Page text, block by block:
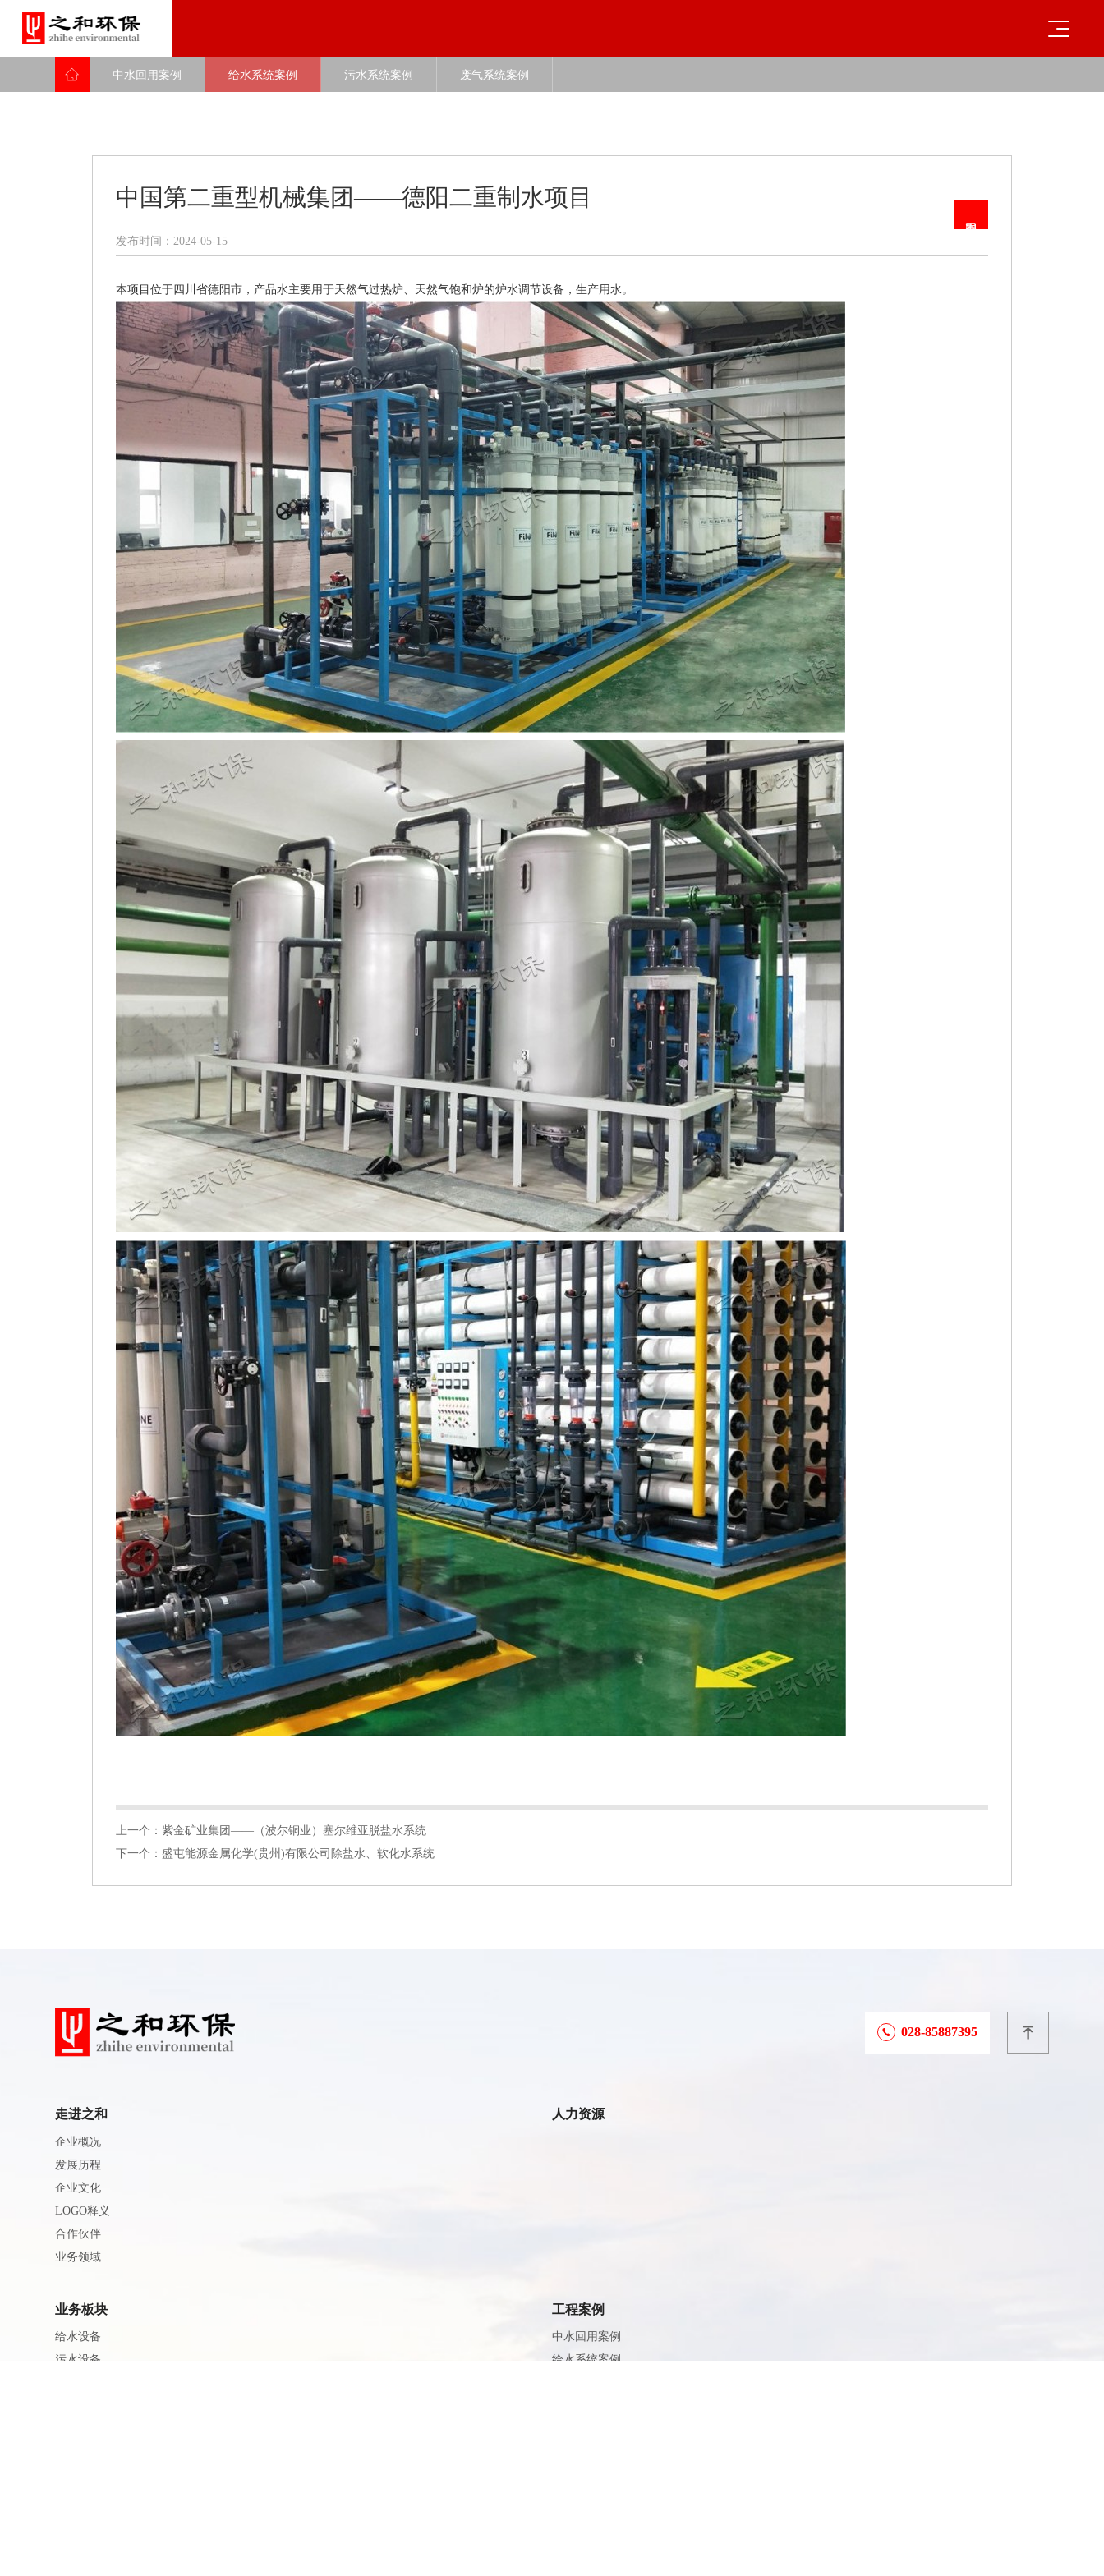
发展历程
企业文化
LOGO释义
合作伙伴
业务领域
荣誉证书
给水设备
污水设备
废气设备
中水回用案例
给水系统案例
废气系统案例
行业新闻
软件下载
资料下载
云平台使用手册
联系方式
中水回用案例 给水系统案例 污水系统案例 废气系统案例
中国第二重型机械集团——德阳二重制水项目
发布时间：2024-05-15
本项目位于四川省德阳市，产品水主要用于天然气过热炉、天然气饱和炉的炉水调节设备，生产用水。
上一个：紫金矿业集团——（波尔铜业）塞尔维亚脱盐水系统
下一个：盛屯能源金属化学(贵州)有限公司除盐水、软化水系统
028-85887395
走进之和
企业概况
发展历程
企业文化
LOGO释义
合作伙伴
业务领域
业务板块
给水设备
污水设备
工程案例
中水回用案例
给水系统案例
人力资源